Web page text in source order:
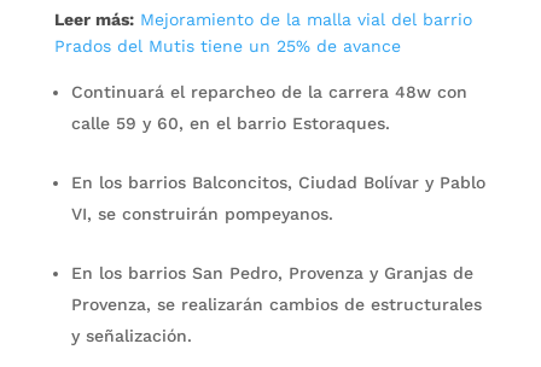
Leer más: Mejoramiento de la malla vial del barrio
Prados del Mutis tiene un 25% de avance
Continuará el reparcheo de la carrera 48w con
calle 59 y 60, en el barrio Estoraques.
En los barrios Balconcitos, Ciudad Bolívar y Pablo
VI, se construirán pompeyanos.
En los barrios San Pedro, Provenza y Granjas de
Provenza, se realizarán cambios de estructurales
y señalización.